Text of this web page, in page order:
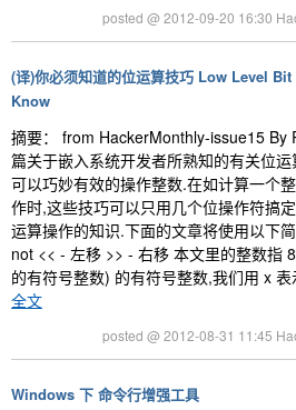
posted @ 2012-09-20 16:30
(译)你必须知道的位运算技巧 Low Level
Know
摘要： from HackerMonthly-issue15 By
篇关于嵌入系统开发者所熟知的有关位
可以巧妙有效的操作整数.在如计算一个
作时,这些技巧可以只用几个位操作符搞
运算操作的知识.下面的文章将使用以下
not << - 左移 >> - 右移 本文里的整数指
的有符号整数) 的有符号整数,我们用 x
全文
posted @ 2012-08-31 11:45
Windows 下 命令行增强工具